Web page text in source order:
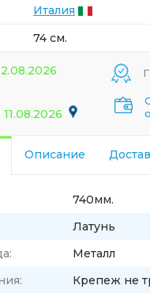
Италия
74 см.
11.08.2026
Описание
740мм.
Латунь
Металл
Крепеж не